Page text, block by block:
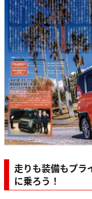
走りも装備もプラ
に乗ろう！